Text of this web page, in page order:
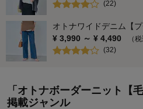
(22)
オトナワイドデニム【
¥ 3,990 ～ ¥ 4,490
（
(32)
「オトナボーダーニット【
掲載ジャンル